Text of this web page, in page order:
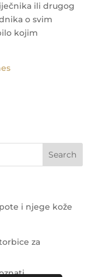
ili drugog
o svim
kojim
i njege kože
za